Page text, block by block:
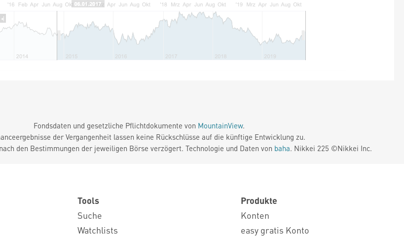
Fondsdaten und gesetzliche Pflichtdokumente von MountainView.
der Vergangenheit lassen keine Rückschlüsse auf die künftige Entwicklung zu.
den Bestimmungen der jeweiligen Börse verzögert. Technologie und Daten von baha. Nikkei 225 ©Nikkei Inc.
Tools
Suche
Watchlists
Produkte
Konten
easy gratis Konto